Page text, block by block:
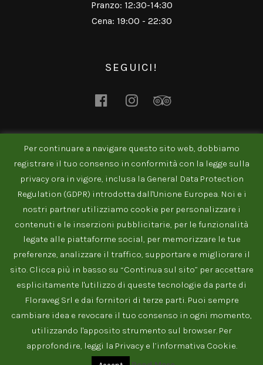
Pranzo: 12:30-14:30
Cena: 19:00 - 22:30
SEGUICI!
facebookinstagramtripadvisor
NEWSLETTER
Tel: 045 800 6300 • p.Iva 04678430234
PRIVACY POLICY INFORMATIVA COOKIE MAPPA DEL SITO
ITALIANO
Per continuare a navigare questo sito web, dobbiamo
registrare il tuo consenso in conformità con la legge sulla
privacy ora in vigore, inclusa la General Data Protection
Regulation (GDPR) introdotta dall'Unione Europea. Noi e i
nostri partner utilizziamo cookie per personalizzare i
contenuti e le inserzioni pubblicitarie, per le funzionalità
legate alle piattaforme social, per memorizzare le tue
preferenze, analizzare il traffico, supportare e migliorare il
sito. Clicca più in basso su “Continua sul sito” per accettare
esplicitamente l'utilizzo di queste tecnologie da parte di
Floraveg Srl e dai fornitori di terze parti. Puoi sempre
cambiare idea e revocare il tuo consenso in ogni momento,
utilizzando l'apposito strumento sul browser. Per
approfondire, leggi la Privacy e l’informativa Cookie.